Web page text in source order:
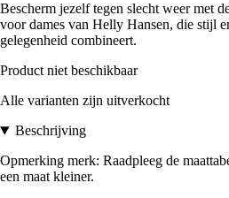
Bescherm jezelf tegen slecht weer met
voor dames van Helly Hansen, die stijl
gelegenheid combineert.
Product niet beschikbaar
Alle varianten zijn uitverkocht
Beschrijving
Opmerking merk: Raadpleeg de
een maat kleiner.